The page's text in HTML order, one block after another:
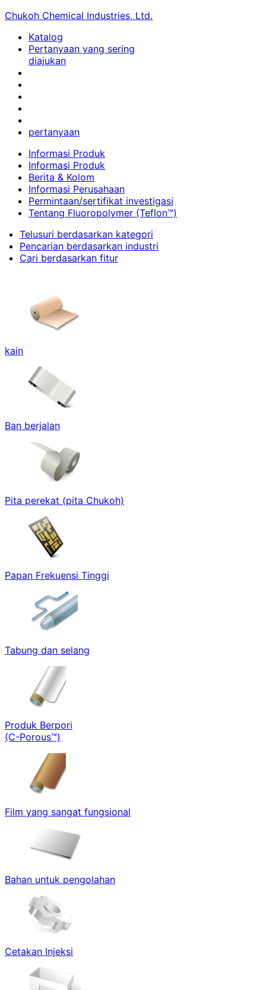
Chukoh Chemical Industries, Ltd.
Katalog
Pertanyaan yang sering
diajukan
pertanyaan
Informasi Produk
Informasi Produk
Berita & Kolom
Informasi Perusahaan
Permintaan/sertifikat investigasi
Tentang Fluoropolymer (Teflon™)
Telusuri berdasarkan kategori
Pencarian berdasarkan industri
Cari berdasarkan fitur
kain
Ban berjalan
Pita perekat (pita Chukoh)
Papan Frekuensi Tinggi
Tabung dan selang
Produk Berpori
(C-Porous™)
Film yang sangat fungsional
Bahan untuk pengolahan
Cetakan Injeksi